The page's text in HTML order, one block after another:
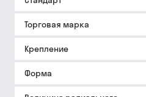
Торговая марка
Крепление
Форма